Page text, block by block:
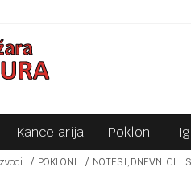
PLAĆANJE PLATNIM KARTICAMA!
Kancelarija Pokloni
POKLONI NOTESI,DNEVNICI I